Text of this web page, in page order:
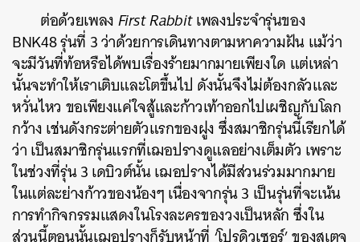
ต่อด้วยเพลงFirst Rabbitเพลงประจำรุ่นของ
BNK48 รุ่นที่ 3 ว่าด้วยการเดินทางตามหาความฝัน แม้ว่า
จะมีวันที่ท้อหรือได้พบเรื่องร้ายมากมายเพียงใด แต่เหล่า
นั้นจะทำให้เราเติบและโตขึ้นไป ดังนั้นจึงไม่ต้องกลัวและ
หวั่นไหว ขอเพียงแค่ใจสู้และก้าวเท้าออกไปเผชิญกับโลก
กว้าง เช่นดังกระต่ายตัวแรกของฝูง ซึ่งสมาชิกรุ่นนี้เรียกได้
ว่า เป็นสมาชิกรุ่นแรกที่เฌอปรางดูแลอย่างเต็มตัว เพราะ
ในช่วงที่รุ่น 3 เดบิวต์นั้น เฌอปรางได้มีส่วนร่วมมากมาย
ในแต่ละย่างก้าวของน้องๆ เนื่องจากรุ่น 3 เป็นรุ่นที่จะเน้น
การทำกิจกรรมแสดงในโรงละครของวงเป็นหลัก ซึ่งใน
ส่วนนี้ตอนนั้นเฌอปรางก็รับหน้าที่ ‘โปรดิวเซอร์’ ของสเตจ